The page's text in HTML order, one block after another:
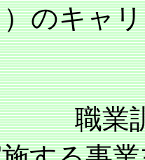
のキャ
等の